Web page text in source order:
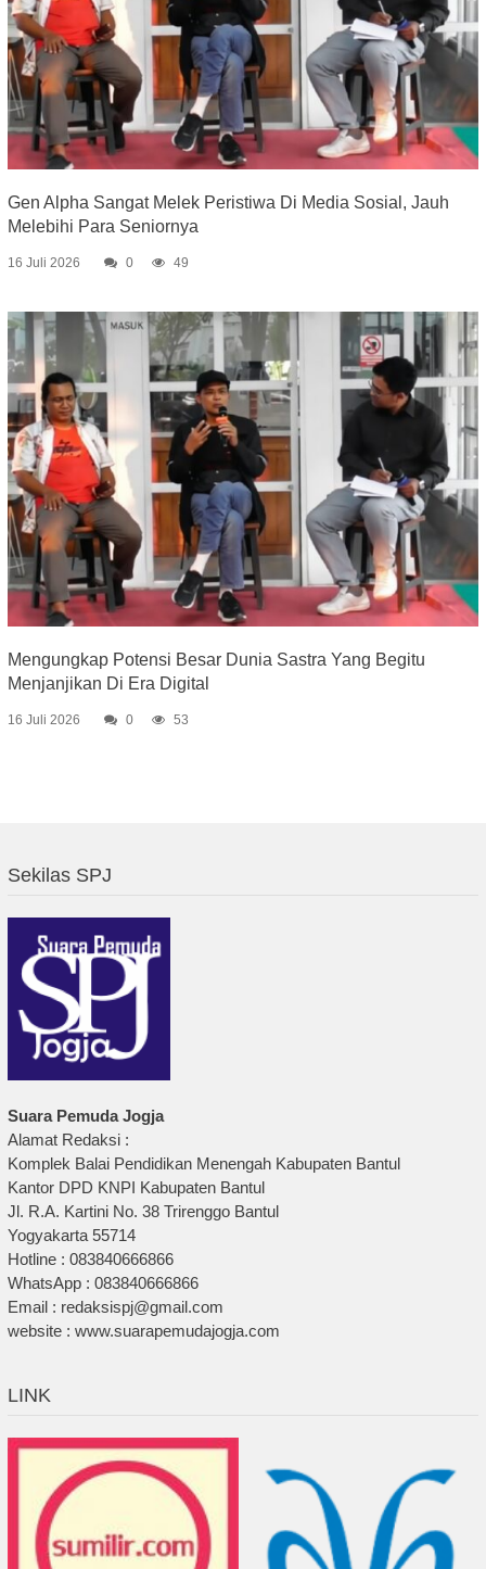
Gen Alpha Sangat Melek Peristiwa Di Media Sosial, Jauh
Melebihi Para Seniornya
16 Juli 2026 0 49
Mengungkap Potensi Besar Dunia Sastra Yang Begitu
Menjanjikan Di Era Digital
16 Juli 2026 0 53
Sekilas SPJ
Suara Pemuda Jogja
Alamat Redaksi :
Komplek Balai Pendidikan Menengah Kabupaten Bantul
Kantor DPD KNPI Kabupaten Bantul
Jl. R.A. Kartini No. 38 Trirenggo Bantul
Yogyakarta 55714
Hotline : 083840666866
WhatsApp : 083840666866
Email : redaksispj@gmail.com
website : www.suarapemudajogja.com
LINK